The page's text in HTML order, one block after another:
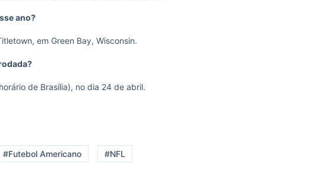
ano?
em Green Bay, Wisconsin.
de Brasília), no dia 24 de abril.
#Futebol Americano #NFL